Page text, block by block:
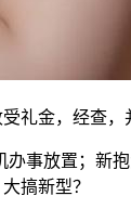
金，经查，
放置；新
搞新型？